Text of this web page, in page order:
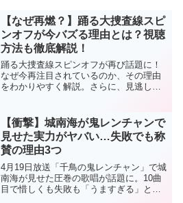
【なぜ再燃？】踊る大捜査線スピ
ンオフが今バズる理由とは？視聴
方法も徹底解説！
踊る大捜査線スピンオフが再び話題に！
なぜ今再注目されているのか、その理由
をわかりやすく解説。さらに、見逃し配
【衝撃】城南海が鬼レンチャンで
見せた実力がヤバい…失敗でも称
賛の理由3つ
4月19日放送「千鳥の鬼レンチャン」で城
南海が見せた圧巻の歌唱が話題に。10曲
目で惜しくも失敗も「うますぎる」と絶